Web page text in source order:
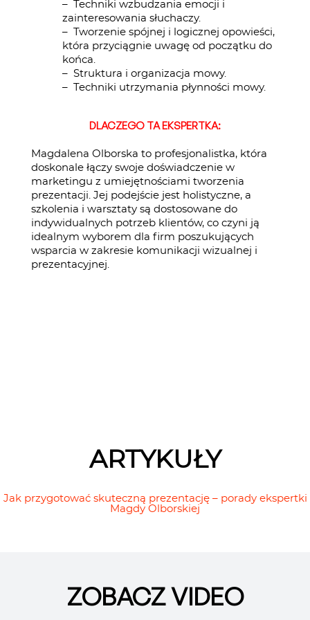
– Techniki wzbudzania emocji i
zainteresowania słuchaczy.
– Tworzenie spójnej i logicznej opowieści,
która przyciągnie uwagę od początku do
końca.
– Struktura i organizacja mowy.
– Techniki utrzymania płynności mowy.
DLACZEGO TA EKSPERTKA:
Magdalena Olborska to profesjonalistka, która
doskonale łączy swoje doświadczenie w
marketingu z umiejętnościami tworzenia
prezentacji. Jej podejście jest holistyczne, a
szkolenia i warsztaty są dostosowane do
indywidualnych potrzeb klientów, co czyni ją
idealnym wyborem dla firm poszukujących
wsparcia w zakresie komunikacji wizualnej i
prezentacyjnej.
ARTYKUŁY
Jak przygotować skuteczną prezentację – porady ekspertki
Magdy Olborskiej
ZOBACZ VIDEO